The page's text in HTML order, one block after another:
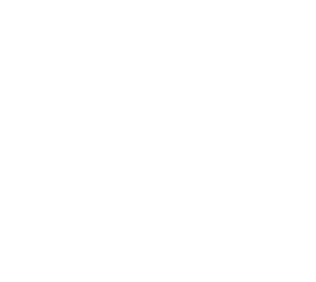
Rozsah a kvalita uvedených služeb a